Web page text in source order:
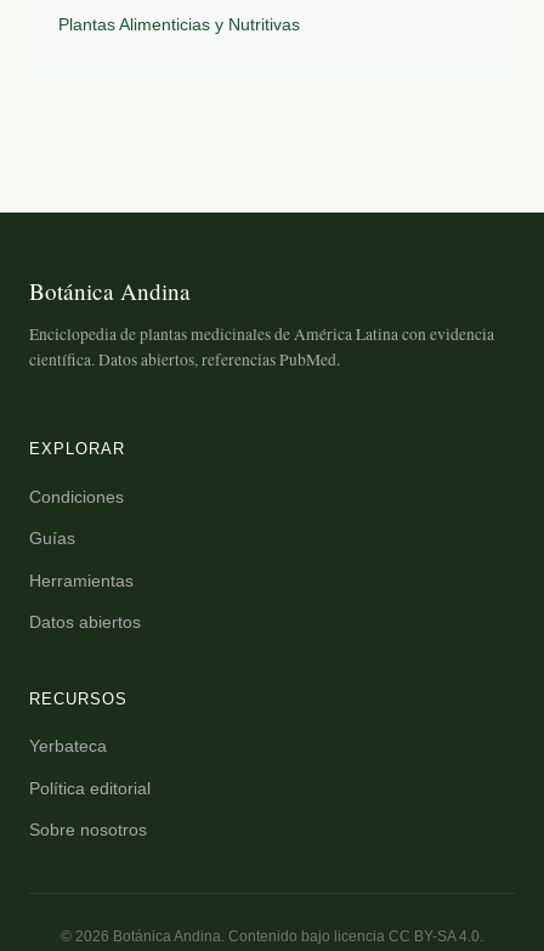
Plantas Alimenticias y Nutritivas
Botánica Andina
Enciclopedia de plantas medicinales de América Latina con evidencia
científica. Datos abiertos, referencias PubMed.
EXPLORAR
Condiciones
Guías
Herramientas
Datos abiertos
RECURSOS
Yerbateca
Política editorial
Sobre nosotros
© 2026 Botánica Andina. Contenido bajo licencia CC BY-SA 4.0.